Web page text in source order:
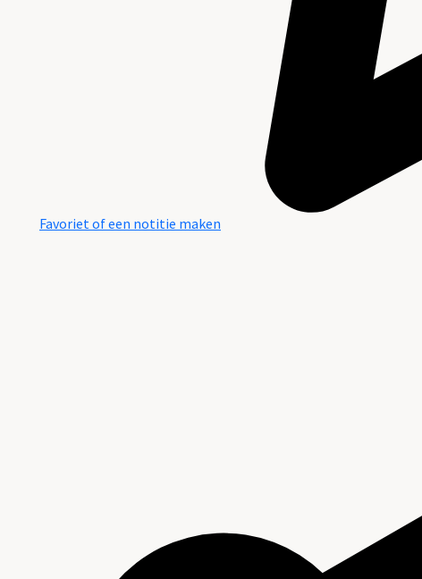
Favoriet of een notitie maken